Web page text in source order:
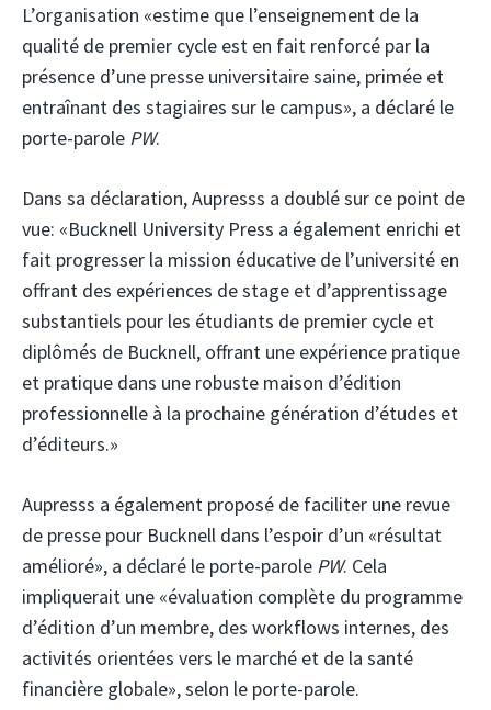
L’organisation «estime que l’enseignement de la
qualité de premier cycle est en fait renforcé par la
présence d’une presse universitaire saine, primée et
entraînant des stagiaires sur le campus», a déclaré le
porte-parole PW.
Dans sa déclaration, Aupresss a doublé sur ce point de
vue: «Bucknell University Press a également enrichi et
fait progresser la mission éducative de l’université en
offrant des expériences de stage et d’apprentissage
substantiels pour les étudiants de premier cycle et
diplômés de Bucknell, offrant une expérience pratique
et pratique dans une robuste maison d’édition
professionnelle à la prochaine génération d’études et
d’éditeurs.»
Aupresss a également proposé de faciliter une revue
de presse pour Bucknell dans l’espoir d’un «résultat
amélioré», a déclaré le porte-parole PW. Cela
impliquerait une «évaluation complète du programme
d’édition d’un membre, des workflows internes, des
activités orientées vers le marché et de la santé
financière globale», selon le porte-parole.